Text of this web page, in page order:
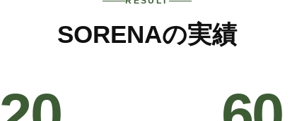
SORENAの実績